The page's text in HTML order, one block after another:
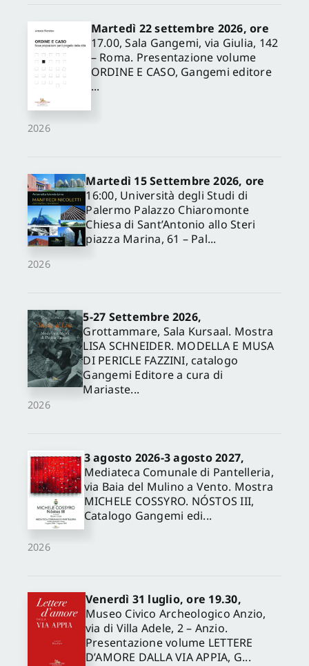
2026
Martedì 22 settembre 2026, ore
17.00, Sala Gangemi, via Giulia, 142
– Roma. Presentazione volume
ORDINE E CASO, Gangemi editore
...
2026
Martedì 15 Settembre 2026, ore
16:00, Università degli Studi di
Palermo Palazzo Chiaromonte
Chiesa di Sant’Antonio allo Steri
piazza Marina, 61 – Pal...
2026
5-27 Settembre 2026,
Grottammare, Sala Kursaal. Mostra
LISA SCHNEIDER. MODELLA E MUSA
DI PERICLE FAZZINI, catalogo
Gangemi Editore a cura di
Mariaste...
2026
3 agosto 2026-3 agosto 2027,
Mediateca Comunale di Pantelleria,
via Baia del Mulino a Vento. Mostra
MICHELE COSSYRO. NÓSTOS III,
Catalogo Gangemi edi...
Venerdì 31 luglio, ore 19.30,
Museo Civico Archeologico Anzio,
via di Villa Adele, 2 – Anzio.
Presentazione volume LETTERE
D’AMORE DALLA VIA APPIA, G...